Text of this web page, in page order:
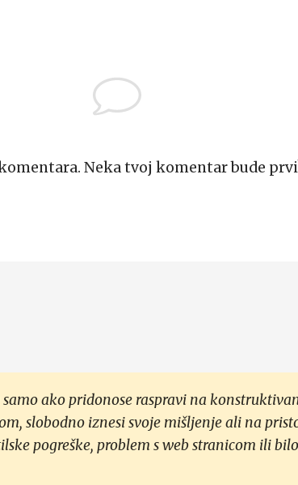
Neka tvoj komentar bude
ako pridonose raspravi na
slobodno iznesi svoje mišljenje ali na
pogreške, problem s web stranicom ili